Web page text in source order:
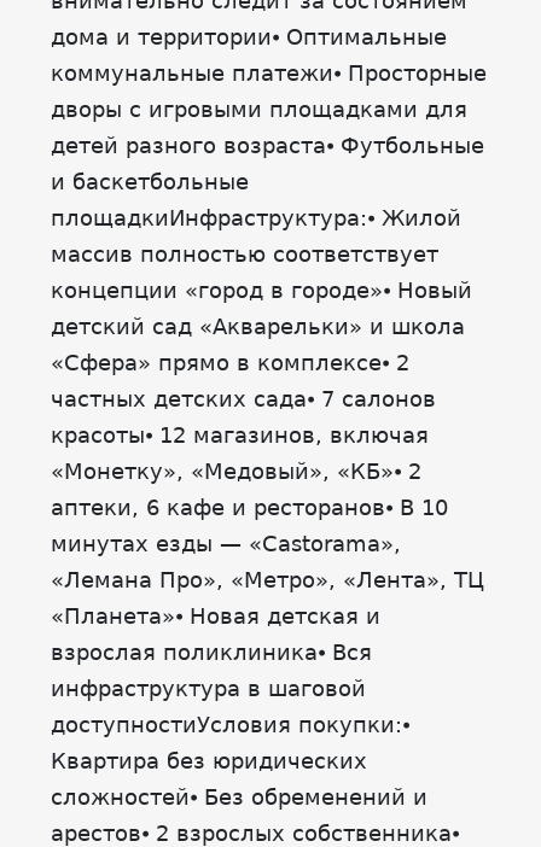
дома и территории⦁ Оптимальные
коммунальные платежи⦁ Просторные
дворы с игровыми площадками для
детей разного возраста⦁ Футбольные
и баскетбольные
площадкиИнфраструктура:⦁ Жилой
массив полностью соответствует
концепции «город в городе»⦁ Новый
детский сад «Акварельки» и школа
«Сфера» прямо в комплексе⦁ 2
частных детских сада⦁ 7 салонов
красоты⦁ 12 магазинов, включая
«Монетку», «Медовый», «КБ»⦁ 2
аптеки, 6 кафе и ресторанов⦁ В 10
минутах езды — «Castorama»,
«Лемана Про», «Метро», «Лента», ТЦ
«Планета»⦁ Новая детская и
взрослая поликлиника⦁ Вся
инфраструктура в шаговой
доступностиУсловия покупки:⦁
Квартира без юридических
сложностей⦁ Без обременений и
арестов⦁ 2 взрослых собственника⦁